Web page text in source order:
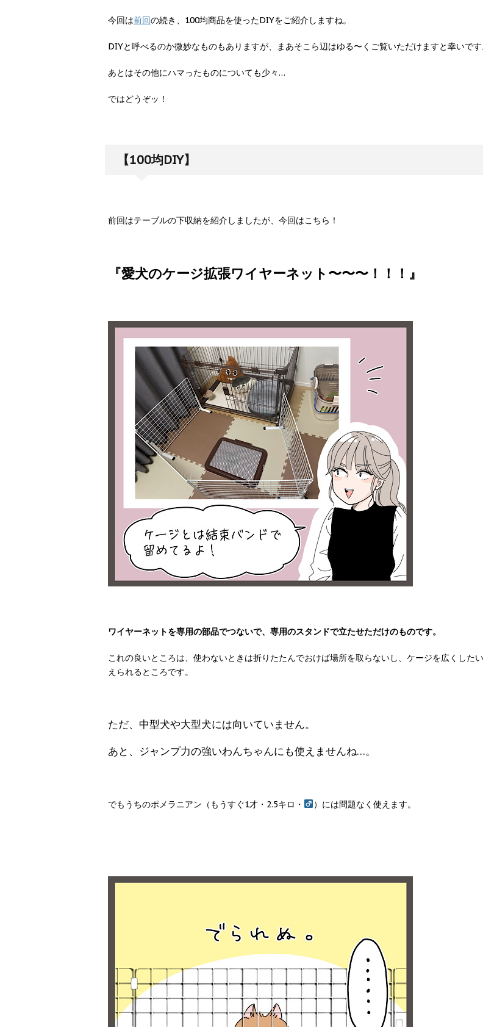
今回は前回の続き、100均商品を使ったDIYをご紹介しますね。
DIYと呼べるのか微妙なものもありますが、まあそこら辺はゆる〜くご覧いただけますと幸いです
あとはその他にハマったものについても少々…
ではどうぞッ！
【100均DIY】
前回はテーブルの下収納を紹介しましたが、今回はこちら！
『愛犬のケージ拡張ワイヤーネット〜〜〜！！！』
ワイヤーネットを専用の部品でつないで、専用のスタンドで立たせただけのものです。
これの良いところは、使わないときは折りたたんでおけば場所を取らないし、ケージを広くし
えられるところです。
ただ、中型犬や大型犬には向いていません。
あと、ジャンプ力の強いわんちゃんにも使えませんね…。
でもうちのポメラニアン（もうすぐ1才・2.5キロ・ ）には問題なく使えます。